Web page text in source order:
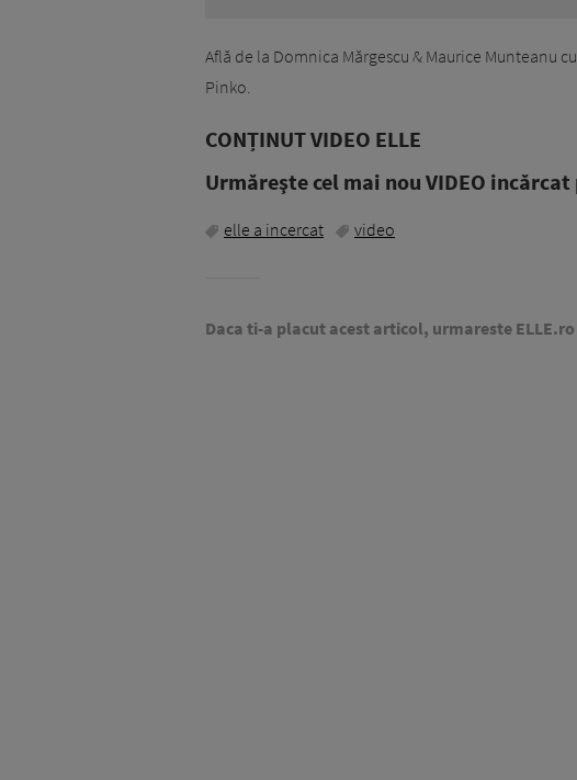
Află de la Domnica Mărgescu & Maurice Munteanu
Pinko.
CONȚINUT VIDEO ELLE
Urmăreşte cel mai nou VIDEO
elle a incercat video
Daca ti-a placut acest articol, urmareste ELLE.ro